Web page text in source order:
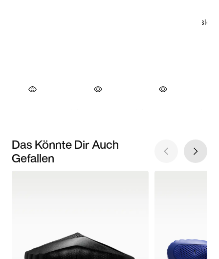
Das Könnte Dir Auch
Gefallen